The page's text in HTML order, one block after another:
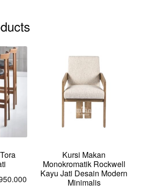
Current
Kursi Makan
Monokromatik Rockwell
Kayu Jati Desain Modern
Minimalis